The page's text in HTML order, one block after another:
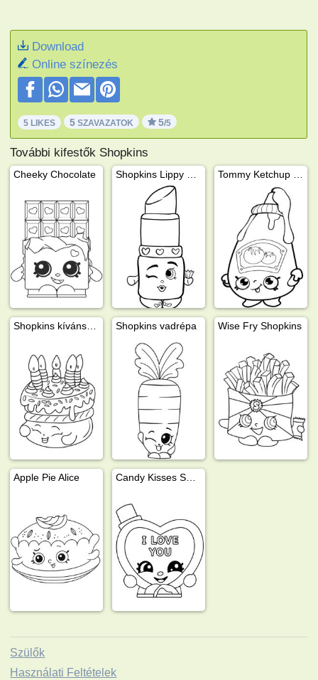
Download
Online színezés
5 LIKES 5 SZAVAZATOK 5/5
További kifestők Shopkins
Cheeky Chocolate
Shopkins vadrépa Wise Fry Shopkins
Apple Pie Alice
Szülők
Használati Feltételek